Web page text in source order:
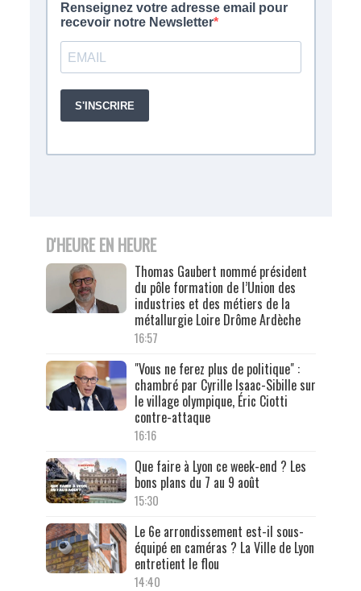
D'HEURE EN HEURE
Thomas Gaubert nommé président
du pôle formation de l’Union des
industries et des métiers de la
métallurgie Loire Drôme Ardèche
16:57
"Vous ne ferez plus de politique" :
chambré par Cyrille Isaac-Sibille sur
le village olympique, Éric Ciotti
contre-attaque
16:16
Que faire à Lyon ce week-end ? Les
bons plans du 7 au 9 août
15:30
Le 6e arrondissement est-il sous-
équipé en caméras ? La Ville de Lyon
entretient le flou
14:40